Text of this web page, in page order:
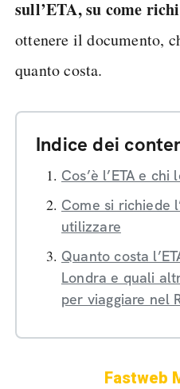
sull’ETA, su come
ottenere il documento,
quanto costa.
Indice dei
Cos’è l’ETA e
Come si richiede
utilizzare
Quanto costa
Londra e quali
per viaggiare nel
Fastweb